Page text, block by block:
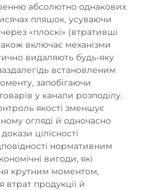
абсолютно однакових
пляшок, усуваючи
«плоскі» (втративші
включає механізми
видаляють будь-яку
встановленим
запобігаючи
у канали розподілу.
якості зменшує
огляді й одночасно
цілісності
нормативним
вигоди, які
крутним моментом,
втрат продукції й